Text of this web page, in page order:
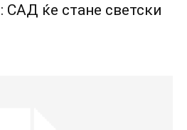
САД ќе стане светски